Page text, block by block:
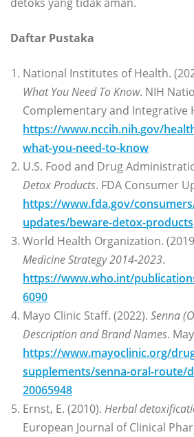
Daftar Pustaka
National Institutes of Health.
What You Need To Know. NIH
Complementary and Integrative
https://www.nccih.nih.gov/
what-you-need-to-know
U.S. Food and Drug
Detox Products. FDA Consumer
https://www.fda.gov/
updates/beware-detox-products
World Health Organization.
Medicine Strategy 2014-2023.
https://www.who.int/
6090
Mayo Clinic Staff. (2022). Senna
Description and Brand Names.
https://www.mayoclinic.org/
supplements/senna-oral-route/
20065948
Ernst, E. (2010). Herbal
European Journal of Clinical